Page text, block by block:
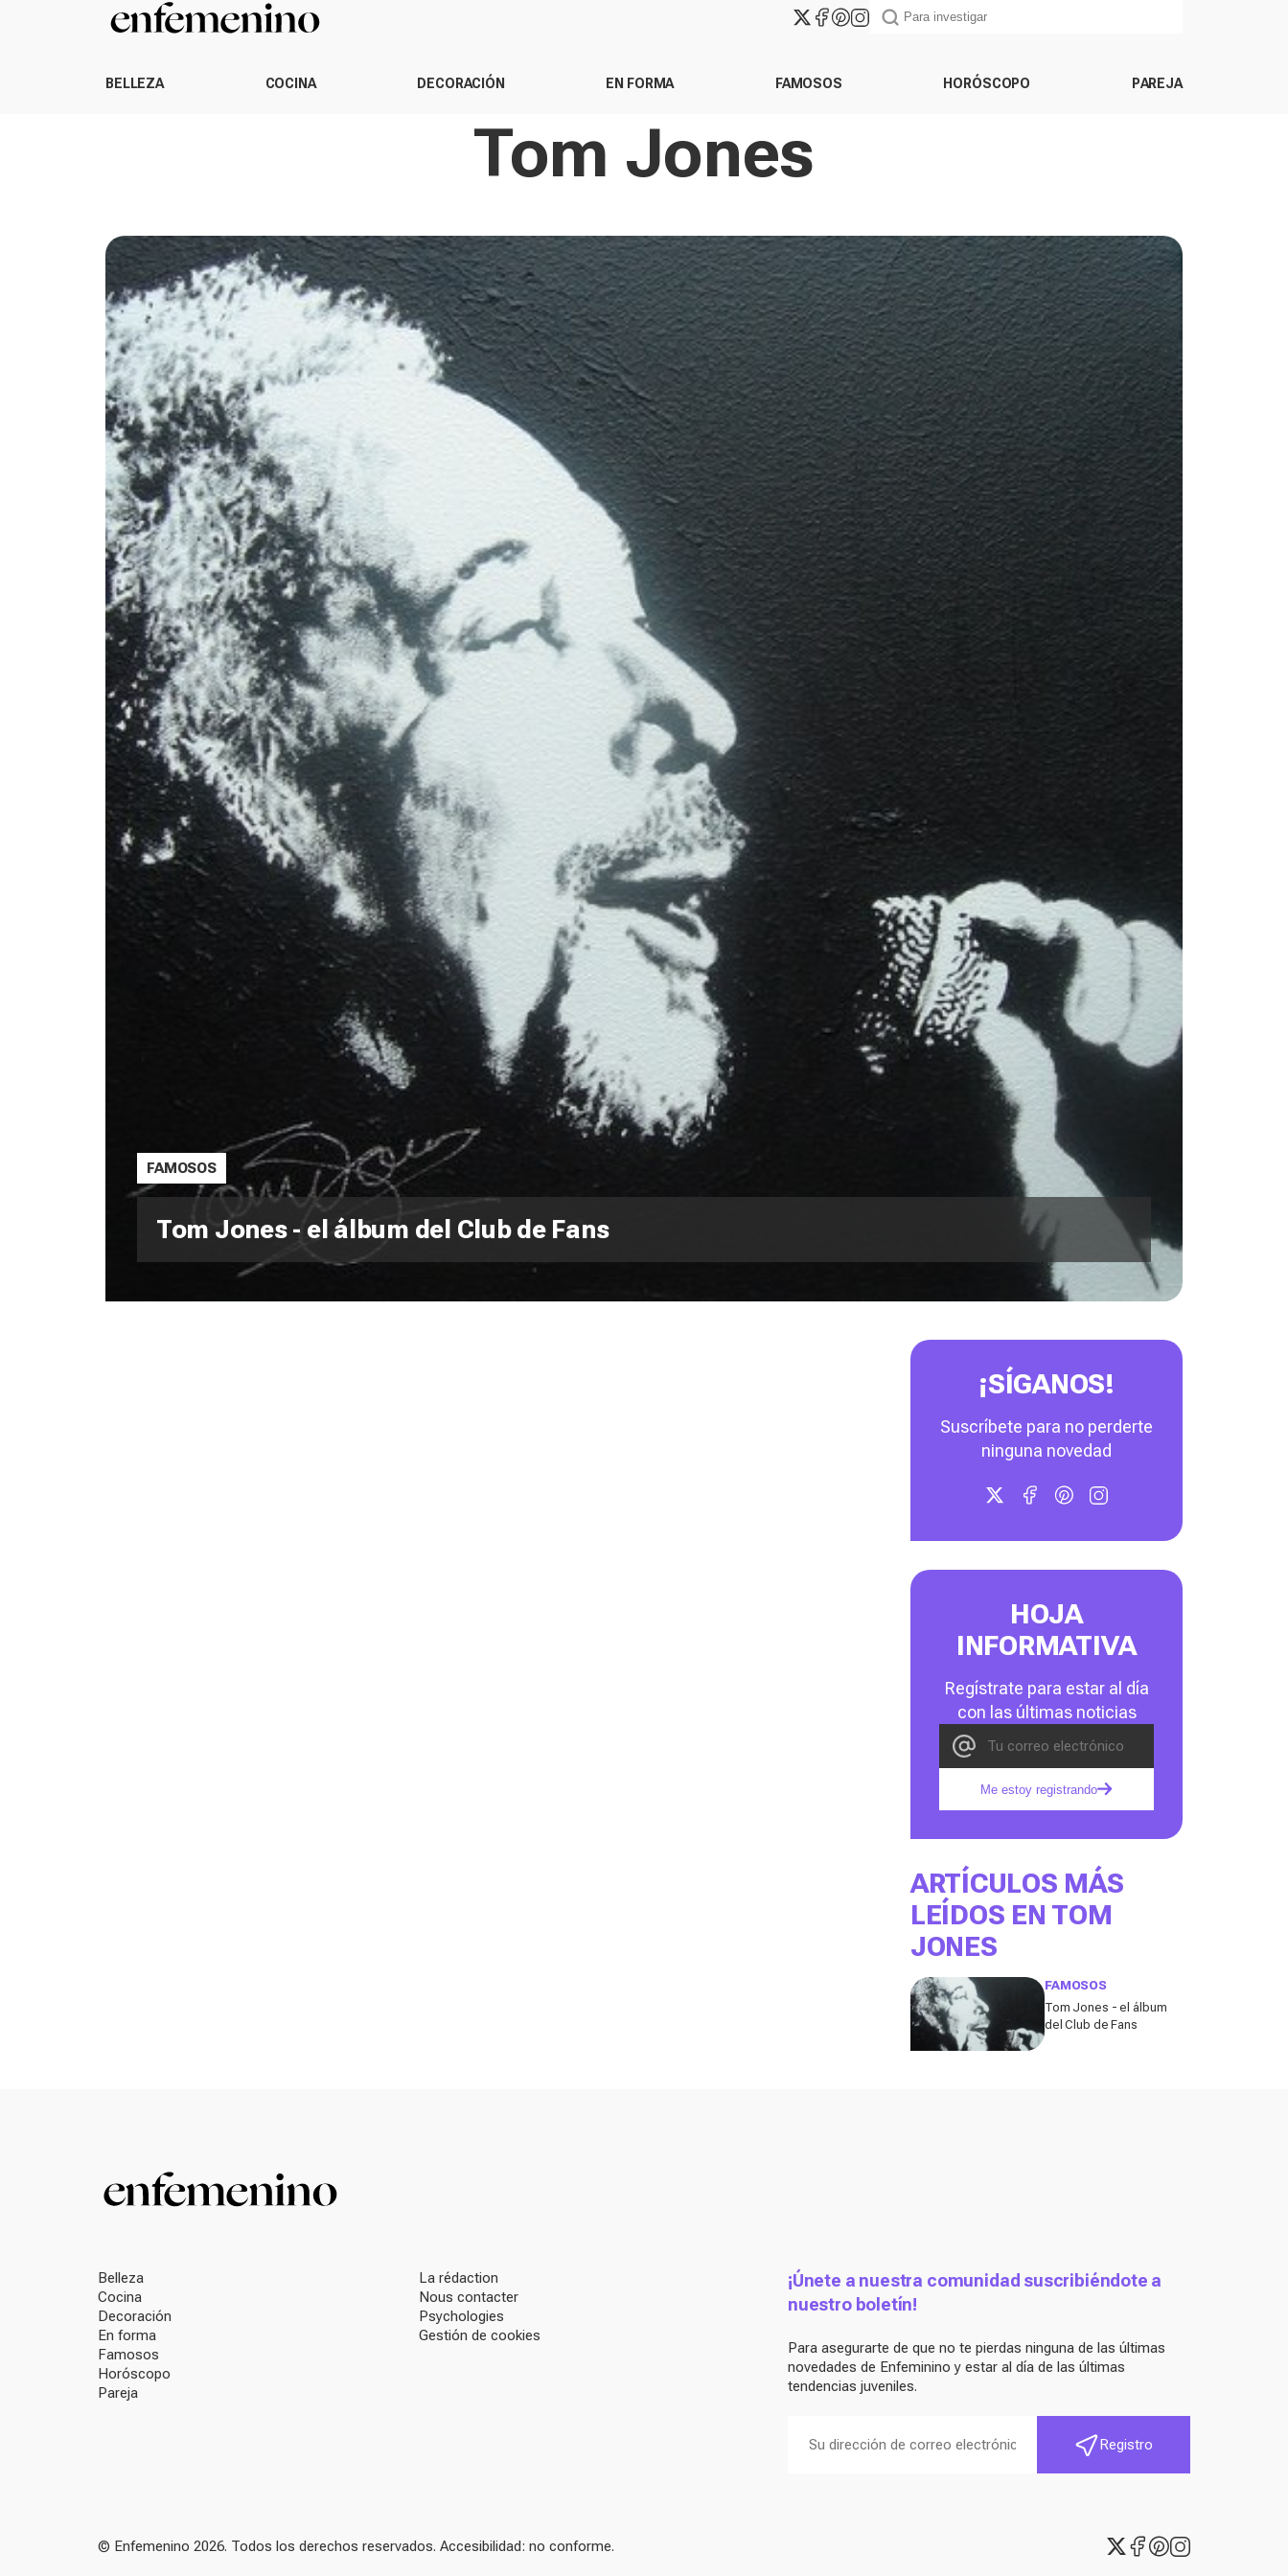
BELLEZA COCINA DECORACIÓN EN FORMA FAMOSOS HORÓSCOPO PAREJA
Tom Jones
FAMOSOS
Tom Jones - el álbum del Club de Fans
¡SÍGANOS!
Suscríbete para no perderte
ninguna novedad
HOJA
INFORMATIVA
Regístrate para estar al día
con las últimas noticias
Me estoy registrando
ARTÍCULOS MÁS
LEÍDOS EN TOM
JONES
FAMOSOS
Tom Jones - el álbum
del Club de Fans
Belleza
Cocina
Decoración
En forma
Famosos
Horóscopo
Pareja
La rédaction
Nous contacter
Psychologies
Gestión de cookies
¡Únete a nuestra comunidad suscribiéndote a
nuestro boletín!
Para asegurarte de que no te pierdas ninguna de las últimas
novedades de Enfeminino y estar al día de las últimas
tendencias juveniles.
Registro
© Enfemenino 2026. Todos los derechos reservados. Accesibilidad: no conforme.